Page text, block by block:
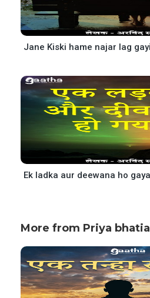
More from Priya bhatia